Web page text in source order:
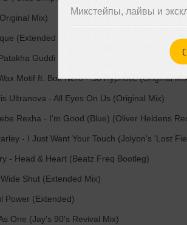
Микстейпы, лайвы и
Mix)
(Extended Mix)
Guddi (Blacksnipers Remix)
Motif ft. Bok Nero - So Hypnotic (Original
Ultranova - All Eyes On Us (Original Mix)
Rexha - I'm Good (Blue) (Oliver Heldens
- I Just Want Your Touch (Jolyon's 'Lost
- Head & Heart (Beatz Freq Bootleg)
Shut (Extended Mix)
Power (Extended)
One (Jay's 90's Revival Mix)